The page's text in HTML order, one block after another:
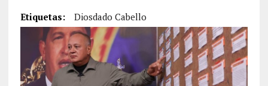
Etiquetas: Diosdado Cabello